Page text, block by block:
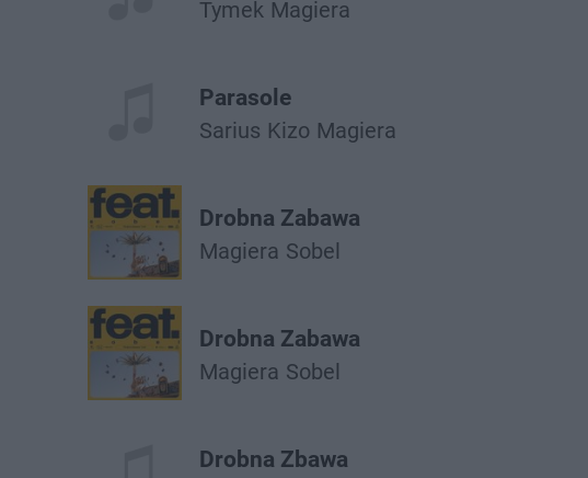
Tymek Magiera
Parasole
Sarius Kizo Magiera
Drobna Zabawa
Magiera Sobel
Drobna Zabawa
Magiera Sobel
Drobna Zbawa